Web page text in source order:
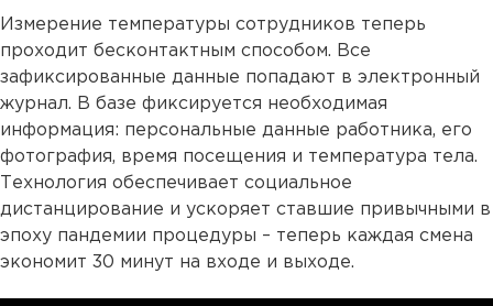
Измерение температуры сотрудников теперь
проходит бесконтактным способом. Все
зафиксированные данные попадают в электронный
журнал. В базе фиксируется необходимая
информация: персональные данные работника, его
фотография, время посещения и температура тела.
Технология обеспечивает социальное
дистанцирование и ускоряет ставшие привычными в
эпоху пандемии процедуры – теперь каждая смена
экономит 30 минут на входе и выходе.